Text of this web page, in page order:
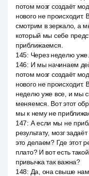
потом мозг создаёт
нового не происходит.
смотрим в зеркало, а
который мы себе
приближаемся.
145: Через неделю уже.
146: И мы начинаем
потом мозг создаёт
нового не происходит.
неделю уже все, и мы
меняемся. Вот этот
мы к нему не
147: А если мы не
результату, мозг
это делаем? Где этот
плато? И вот есть
привычка так важна?
148: Да, она свыше нам